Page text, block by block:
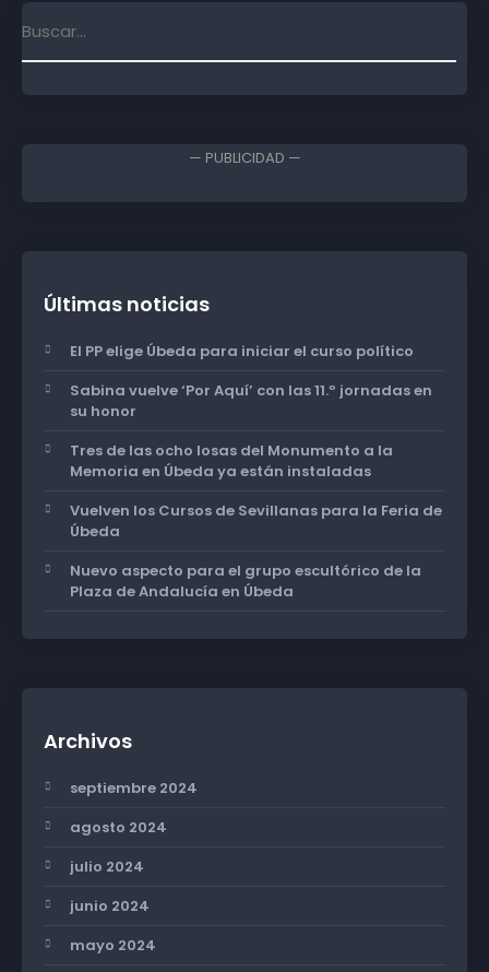
— PUBLICIDAD —
Últimas noticias
El PP elige Úbeda para iniciar el curso político
Sabina vuelve ‘Por Aquí’ con las 11.º jornadas en
su honor
Tres de las ocho losas del Monumento a la
Memoria en Úbeda ya están instaladas
Vuelven los Cursos de Sevillanas para la Feria de
Úbeda
Nuevo aspecto para el grupo escultórico de la
Plaza de Andalucía en Úbeda
Archivos
septiembre 2024
agosto 2024
julio 2024
junio 2024
mayo 2024